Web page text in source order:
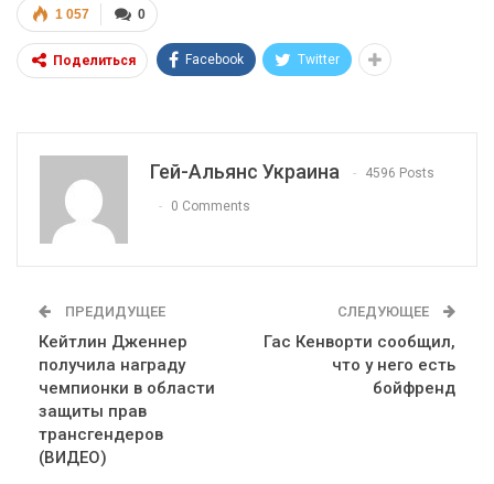
0
1 057
Поделиться Facebook Twitter
Гей-Альянс Украина 4596 Posts
0 Comments
ПРЕДИДУЩЕЕ
Кейтлин Дженнер
получила награду
чемпионки в области
защиты прав
трансгендеров
(ВИДЕО)
СЛЕДУЮЩЕЕ
Гас Кенворти сообщил,
что у него есть
бойфренд